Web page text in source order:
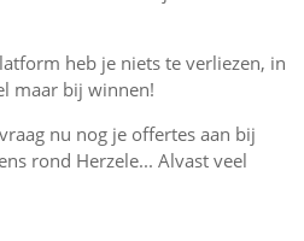
heb je niets te verliezen, in
maar bij winnen!
nu nog je offertes aan bij
rond Herzele... Alvast veel